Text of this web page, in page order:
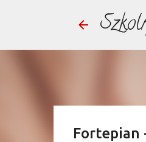
Fortepian